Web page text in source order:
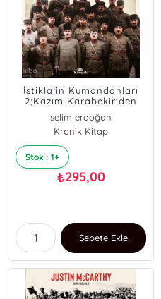
İstiklalin Kumandanları
2;Kazım Karabekir'den
Fahrettin Altay'a
selim erdoğan
Kronik Kitap
Stok : 1+
₺295,00
Sepete Ekle